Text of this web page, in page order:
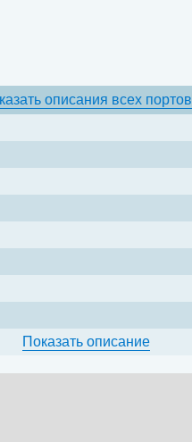
описания всех портов
Показатьописание